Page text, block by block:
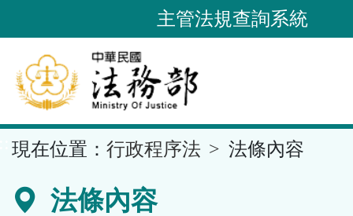
到
要
內
容
區
主管法規查詢系統
現在位置： 行政程序法 法條內容
法條內容